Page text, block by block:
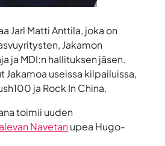
Jarl Matti Anttila, joka on
Jakamon
ja MDI:n hallituksen jäsen.
Jakamoa useissa kilpailuissa,
ja Rock In China.
toimii uuden
Navetanupea Hugo-